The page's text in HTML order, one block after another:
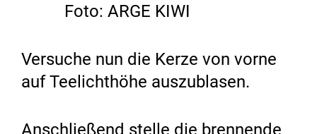
Foto: ARGE KIWI
Versuche nun die Kerze von vorne
auf Teelichthöhe auszublasen.
Anschließend stelle die brennende